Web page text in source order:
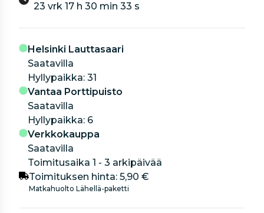
23 vrk 17 h 30 min 32 s
Helsinki Lauttasaari
Saatavilla
hyllypaikka: 31
Vantaa Porttipuisto
Saatavilla
hyllypaikka: 6
Verkkokauppa
Saatavilla
Toimitusaika 1 - 3 arkipäivää
Toimituksen hinta: 5,90 €
Matkahuolto Lähellä-paketti